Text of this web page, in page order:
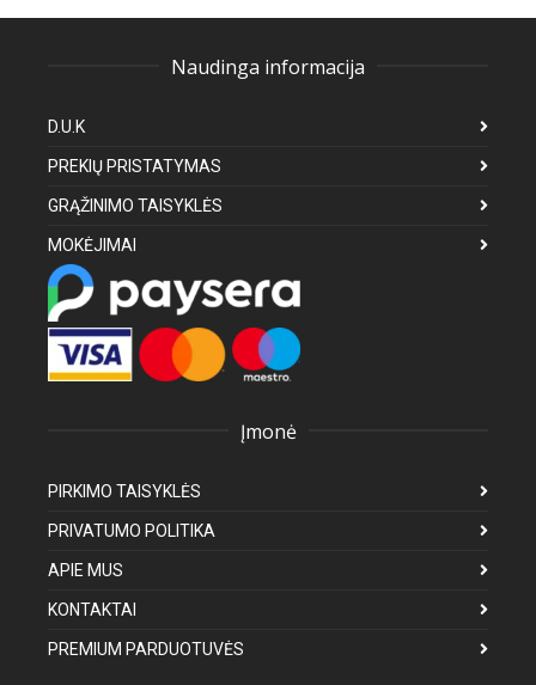
Naudinga informacija
D.U.K
PREKIŲ PRISTATYMAS
GRĄŽINIMO TAISYKLĖS
MOKĖJIMAI
Įmonė
PIRKIMO TAISYKLĖS
PRIVATUMO POLITIKA
APIE MUS
KONTAKTAI
PREMIUM PARDUOTUVĖS